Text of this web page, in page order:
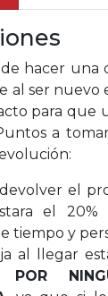
hacer una
al ser
para que
a
el
el
tiempo y
al llegar
POR